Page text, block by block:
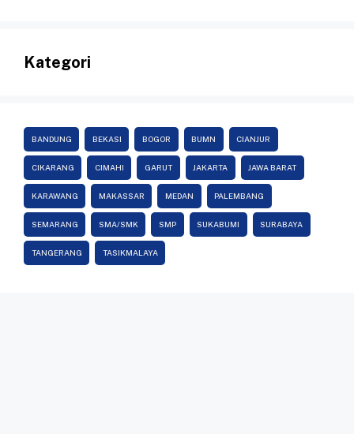
Kategori
BANDUNG BEKASI BOGOR BUMN CIANJUR
CIKARANG CIMAHI GARUT JAKARTA JAWA BARAT
KARAWANG MAKASSAR MEDAN PALEMBANG
SEMARANG SMA/SMK SMP SUKABUMI SURABAYA
TANGERANG TASIKMALAYA